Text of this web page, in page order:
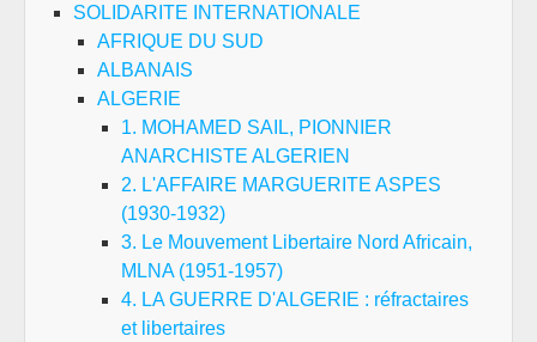
SOLIDARITE INTERNATIONALE
AFRIQUE DU SUD
ALBANAIS
ALGERIE
1. MOHAMED SAIL, PIONNIER
ANARCHISTE ALGERIEN
2. L'AFFAIRE MARGUERITE ASPES
(1930-1932)
3. Le Mouvement Libertaire Nord Africain,
MLNA (1951-1957)
4. LA GUERRE D'ALGERIE : réfractaires
et libertaires